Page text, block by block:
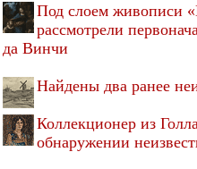
Под слоем живописи
рассмотрели
да Винчи
Найдены два ранее
Коллекционер из
обнаружении